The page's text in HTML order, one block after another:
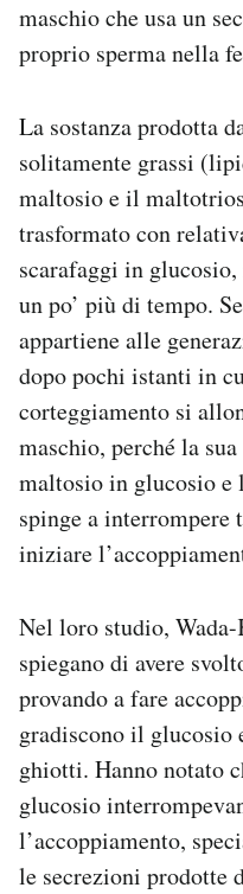
maschio che usa un
proprio sperma nella
La sostanza prodotta
solitamente grassi
maltosio e il
trasformato con
scarafaggi in
un po’ più di tempo.
appartiene alle
dopo pochi istanti in
corteggiamento si
maschio, perché la
maltosio in glucosio e
spinge a interrompere
iniziare
Nel loro studio,
spiegano di avere
provando a fare
gradiscono il glucosio
ghiotti. Hanno notato
glucosio
l’accoppiamento,
le secrezioni prodotte